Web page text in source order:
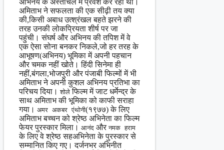
अभिनय के अस्तांचल में प्रवेश कर रही थी।
अमिताभ ने सफलता की एक सीढ़ी तय क्या
की,किसी अबाध उत्श्रंखल बहते झरने की
तरह उनकी लोकप्रियता शीर्ष पर जा
पहुंची। संघर्ष और अभिनय की तपिश में वे
एक ऐसा सोना बनकर निकले,जो हर तरह के
आभूषण(अभिनय) भूमिका में अपनी पहचान
और चमक नहीं खोते। हिंदी सिनेमा ही
नहीं,बंगला,भोजपुरी और पंजाबी फिल्मों में भी
अमिताभ ने अपनी कुशल अभिनय प्रतिभा का
परिचय दिया।शोले फिल्म में जाट धर्मेन्द्र के
साथ अमिताभ की भूमिका को काफी सराहा
गया। अमर अकबर एंथोनी(१९७७) के लिए
अमिताभ बच्चन को श्रेष्ठ अभिनेता का फिल्म
फेयर पुरस्कार मिला। आनंद औरनमक हराम
के लिए वे श्रेष्ठ सहअभिनेता के पुरस्कार से
सम्मानित किए गए। दर्जनभर अभिनीत